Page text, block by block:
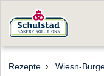
Rezepte Wiesn-